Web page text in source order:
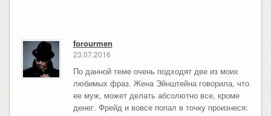
forourmen
23.07.2016
По данной теме очень подходят две из моих
любимых фраз. Жена Эйнштейна говорила, что
ее муж, может делать абсолютно все, кроме
денег. Фрейд и вовсе попал в точку произнеся: